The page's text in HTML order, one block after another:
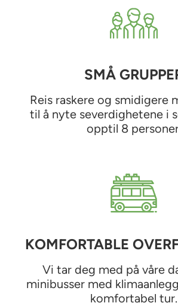
SMÅ
Reis raskere og smidigere
til å nyte severdighetene i
opptil 8
KOMFORTABLE
Vi tar deg med på våre
minibusser med
komfortabel tur.